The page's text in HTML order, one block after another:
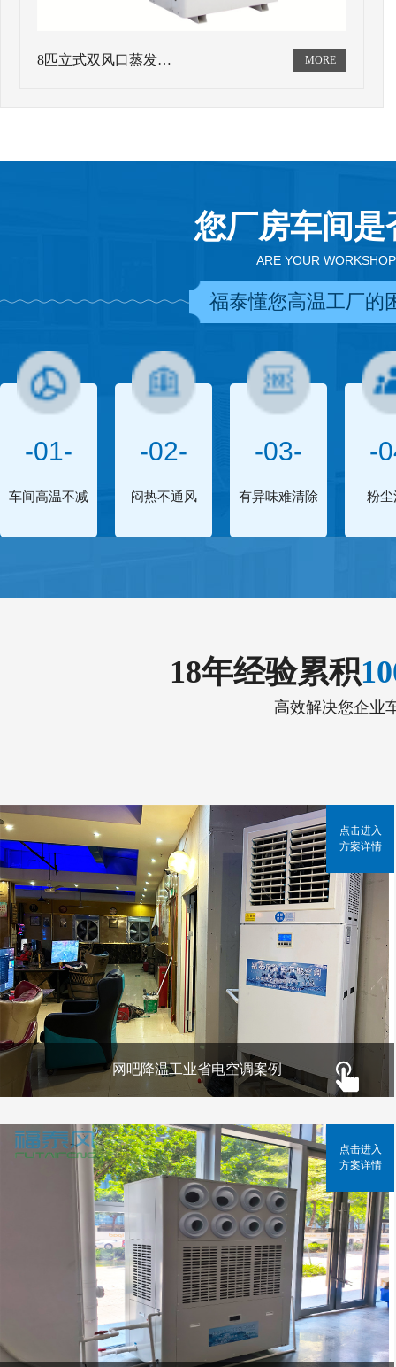
8匹立式双风口蒸发…
您厂房车间
ARE YOUR
福泰懂您高温工厂的
-01-
车间高温不减
-02-
闷热不通风
-03-
有异味难清除
-
粉尘
18年经验累积
高效解决您企业
网吧降温工业省电空调案例
点击进入
方案详情
点击进入
方案详情